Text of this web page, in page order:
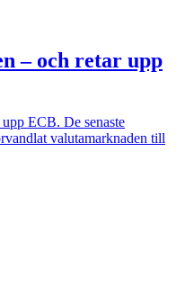
– och retar upp
ECB. De senaste
valutamarknaden till